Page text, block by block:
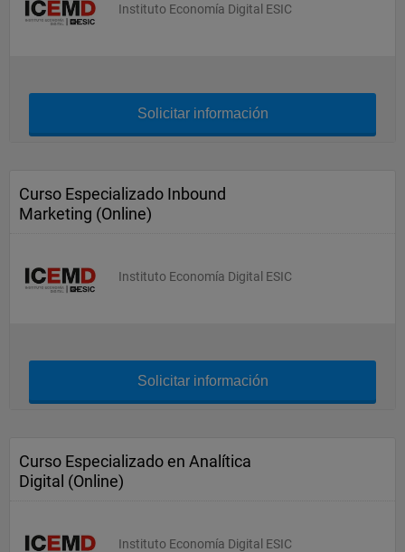
Instituto Economía Digital ESIC
Solicitar información
Curso Especializado Inbound
Marketing (Online)
Instituto Economía Digital ESIC
Solicitar información
Curso Especializado en Analítica
Digital (Online)
Instituto Economía Digital ESIC